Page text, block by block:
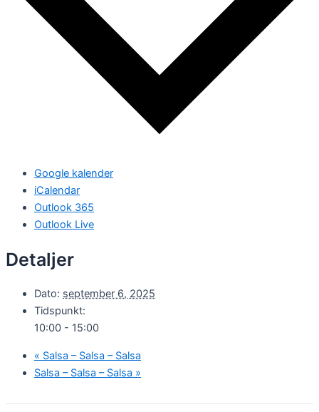
Google kalender
iCalendar
Outlook 365
Outlook Live
Detaljer
Dato: september 6, 2025
Tidspunkt:
10:00 - 15:00
« Salsa – Salsa – Salsa
Salsa – Salsa – Salsa »